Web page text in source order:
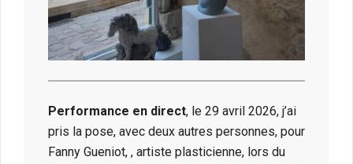
Performance en direct, le 29 avril 2026, j’ai
pris la pose, avec deux autres personnes, pour
Fanny Gueniot, , artiste plasticienne, lors du